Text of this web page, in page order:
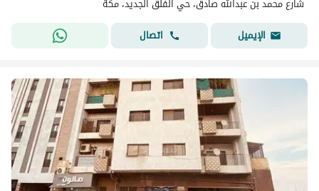
شارع محمد بن عبدالله صادق، حي الفلق الجديد، مكة
الإيميل
اتصال